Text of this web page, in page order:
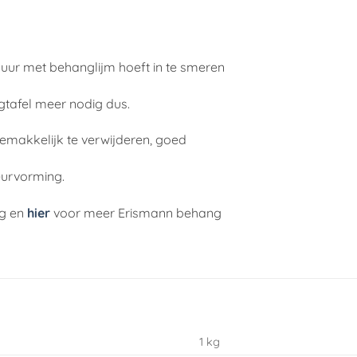
met behanglijm hoeft in te smeren
meer nodig dus.
te verwijderen, goed
en hier voor meer Erismann behang
1 kg